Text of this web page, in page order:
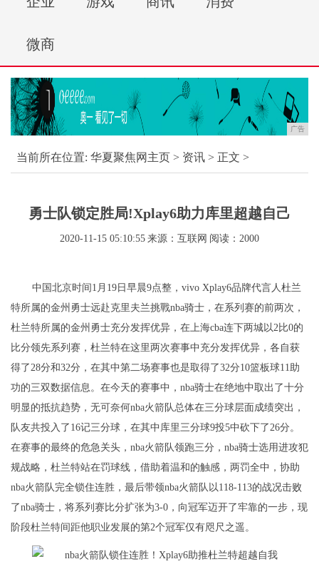
微商
广告
当前所在位置: 华夏聚焦网主页 > 资讯 > 正文 >
勇士队锁定胜局!Xplay6助力库里超越自己
2020-11-15 05:10:55 来源：互联网 阅读：2000
中国北京时间1月19日早晨9点整，vivo Xplay6品牌代言人杜兰
特所属的金州勇士远赴克里夫兰挑戰nba骑士，在系列赛的前两次，
杜兰特所属的金州勇士充分发挥优异，在上海cba连下两城以2比0的
比分领先系列赛，杜兰特在这里两次赛事中充分发挥优异，各自获
得了28分和32分，在其中第二场赛事也是取得了32分10篮板球11助
功的三双数据信息。在今天的赛事中，nba骑士在绝地中取出了十分
明显的抵抗趋势，无可奈何nba火箭队总体在三分球层面成绩突出，
队友共投入了16记三分球，在其中库里三分球9投5中砍下了26分。
在赛事的最终的危急关头，nba火箭队领跑三分，nba骑士选用进攻犯
规战略，杜兰特站在罚球线，借助着温和的触感，两罚全中，协助
nba火箭队完全锁住连胜，最后带领nba火箭队以118-113的战况击败
了nba骑士，将系列赛比分扩张为3-0，向冠军迈开了牢靠的一步，现
阶段杜兰特间距他职业发展的第2个冠军仅有咫尺之遥。